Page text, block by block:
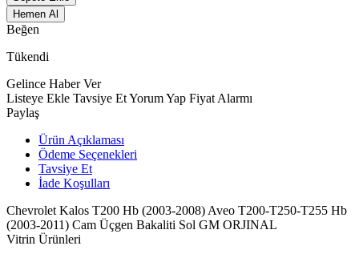
Hemen Al
Beğen
Tükendi
Gelince Haber Ver
Listeye Ekle Tavsiye EtYorum Yap Fiyat Alarmı
Paylaş
Ürün Açıklaması
Ödeme Seçenekleri
Tavsiye Et
İade Koşulları
Chevrolet Kalos T200 Hb (2003-2008) Aveo T200-T250-T255 Hb
(2003-2011) Cam Üçgen Bakaliti Sol GM ORJINAL
Vitrin Ürünleri